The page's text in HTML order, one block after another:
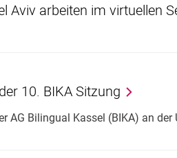
Aviv arbeiten im virtuellen
10. BIKA Sitzung
AG Bilingual Kassel (BIKA) an